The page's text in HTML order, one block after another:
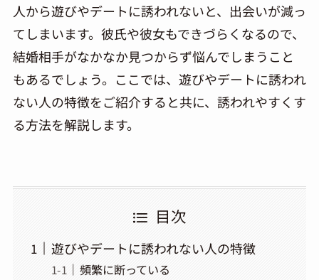
人から遊びやデートに誘われないと、出会いが減っ
てしまいます。彼氏や彼女もできづらくなるので、
結婚相手がなかなか見つからず悩んでしまうこと
もあるでしょう。ここでは、遊びやデートに誘われ
ない人の特徴をご紹介すると共に、誘われやすくす
る方法を解説します。
目次
遊びやデートに誘われない人の特徴
頻繁に断っている